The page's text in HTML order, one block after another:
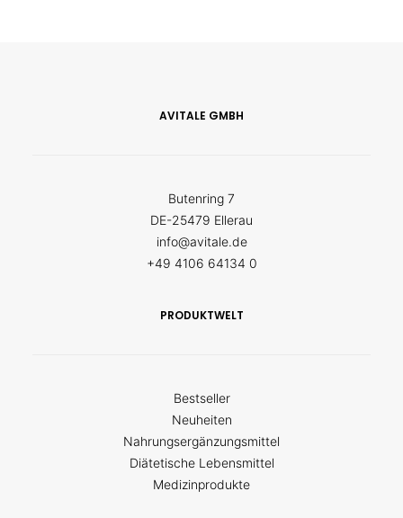
AVITALE GMBH
Butenring 7
DE-25479 Ellerau
info@avitale.de
+49 4106 64134 0
PRODUKTWELT
Bestseller
Neuheiten
Nahrungsergänzungsmittel
Diätetische Lebensmittel
Medizinprodukte